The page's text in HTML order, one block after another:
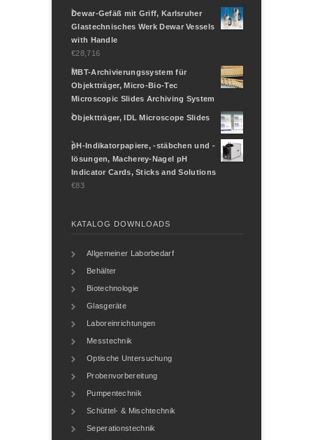
Dewar-Gefäß mit Griff, Karlsruher
Glastechnisches Werk Dewar Vessels
with Handle
€28,716
MBT-Archivierungssystem für
Objektträger, Micro-Bio-Tec
Microscopic Slides Archiving System
Objektträger, IDL Microscope Slides
pH-Indikatorpapiere, -stäbchen und -
lösungen, Macherey-Nagel pH
Indicator Cards, Sticks and Solutions
€83
KATALOG DOWNLOADS
Allgemeiner Laborbedarf
Behälter
Biotechnologie
Glasgeräte
Laboreinrichtungen
Messtechnik
Optische Untersuchung
Probenvorbereitung
Pumpentechnik
Schüttel- & Mischtechnik
Seperationstechnik